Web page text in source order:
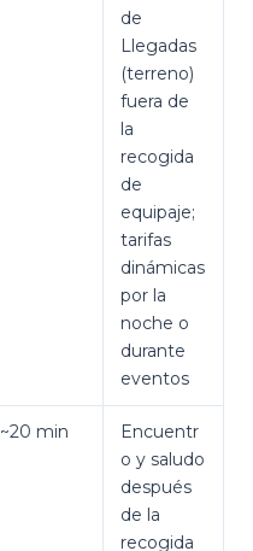
de
Llegadas
(terreno)
fuera de
la
recogida
de
equipaje;
tarifas
dinámicas
por la
noche o
durante
eventos
~20 min
Encuentr
o y saludo
después
de la
recogida